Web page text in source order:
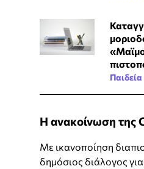
Παιδεία
Η ανακοίνωση της
Με ικανοποίηση
δημόσιος διάλογος